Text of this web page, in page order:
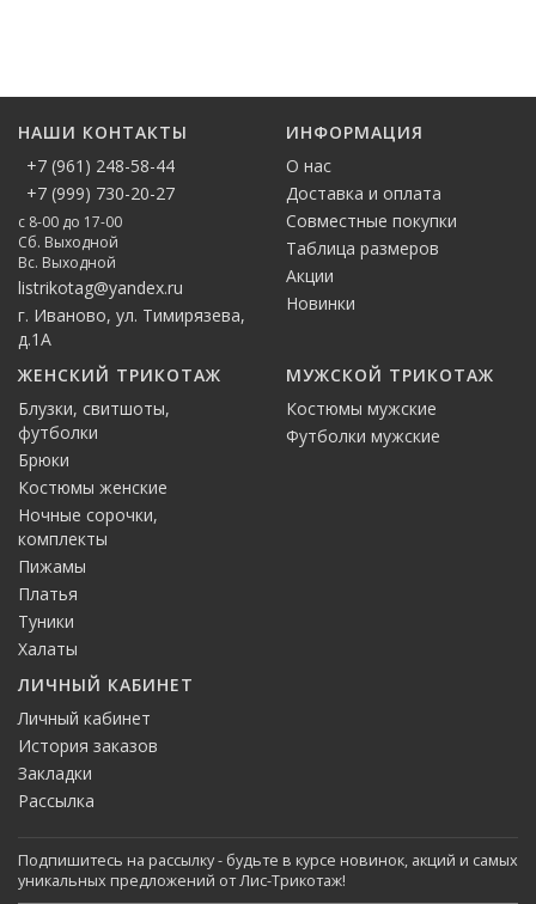
НАШИ КОНТАКТЫ
+7 (961) 248-58-44
+7 (999) 730-20-27
с 8-00 до 17-00
Сб. Выходной
Вс. Выходной
listrikotag@yandex.ru
г. Иваново, ул. Тимирязева,
д.1А
ИНФОРМАЦИЯ
О нас
Доставка и оплата
Совместные покупки
Таблица размеров
Акции
Новинки
ЖЕНСКИЙ ТРИКОТАЖ
Блузки, свитшоты,
футболки
Брюки
Костюмы женские
Ночные сорочки,
комплекты
Пижамы
Платья
Туники
Халаты
МУЖСКОЙ ТРИКОТАЖ
Костюмы мужские
Футболки мужские
ЛИЧНЫЙ КАБИНЕТ
Личный кабинет
История заказов
Закладки
Рассылка
Подпишитесь на рассылку - будьте в курсе новинок, акций и самых
уникальных предложений от Лис-Трикотаж!